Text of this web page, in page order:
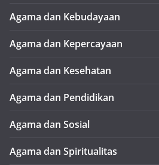
Agama dan Kebudayaan
Agama dan Kepercayaan
Agama dan Kesehatan
Agama dan Pendidikan
Agama dan Sosial
Agama dan Spiritualitas